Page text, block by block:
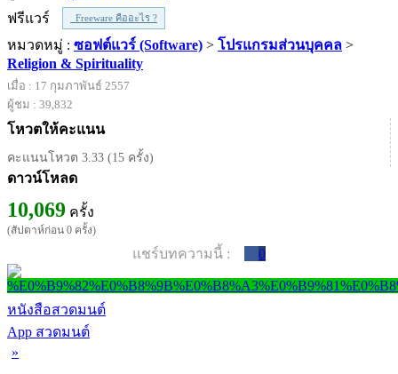
ฟรีแวร์
Freeware คืออะไร ?
หมวดหมู่ : ซอฟต์แวร์ (Software) > โปรแกรมส่วนบุคคล >
Religion & Spirituality
เมื่อ : 17 กุมภาพันธ์ 2557
ผู้ชม : 39,832
โหวตให้คะแนน
คะแนนโหวต 3.33 (15 ครั้ง)
ดาวน์โหลด
10,069 ครั้ง
(สัปดาห์ก่อน 0 ครั้ง)
แชร์บทความนี้ : 0
หนังสือสวดมนต์
App สวดมนต์
»